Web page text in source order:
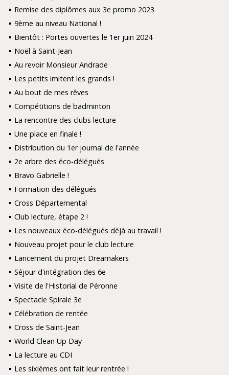
Remise des diplômes aux 3e promo 2023
9ème au niveau National !
Bientôt : Portes ouvertes le 1er juin 2024
Noël à Saint-Jean
Au revoir Monsieur Andrade
Les petits imitent les grands !
Au bout de mes rêves
Compétitions de badminton
La rencontre des clubs lecture
Une place en finale !
Distribution du 1er journal de l'année
2e arbre des éco-délégués
Bravo Gabrielle !
Formation des délégués
Cross Départemental
Club lecture, étape 2 !
Les nouveaux éco-délégués déjà au travail !
Nouveau projet pour le club lecture
Lancement du projet Dreamakers
Séjour d'intégration des 6e
Visite de l'Historial de Péronne
Spectacle Spirale 3e
Célébration de rentée
Cross de Saint-Jean
World Clean Up Day
La lecture au CDI
Les sixièmes ont fait leur rentrée !